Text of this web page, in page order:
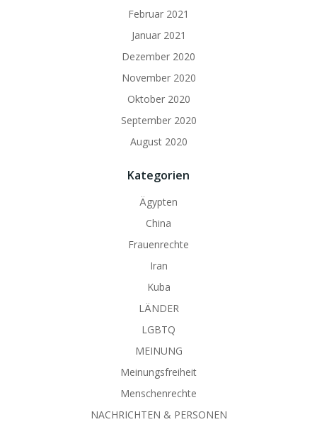
Februar 2021
Januar 2021
Dezember 2020
November 2020
Oktober 2020
September 2020
August 2020
Kategorien
Ägypten
China
Frauenrechte
Iran
Kuba
LÄNDER
LGBTQ
MEINUNG
Meinungsfreiheit
Menschenrechte
NACHRICHTEN & PERSONEN